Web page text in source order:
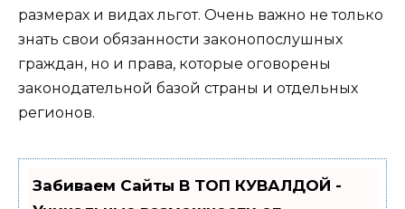
размерах и видах льгот. Очень важно не только
знать свои обязанности законопослушных
граждан, но и права, которые оговорены
законодательной базой страны и отдельных
регионов.
Забиваем Сайты В ТОП КУВАЛДОЙ -